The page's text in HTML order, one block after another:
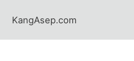
KangAsep.com